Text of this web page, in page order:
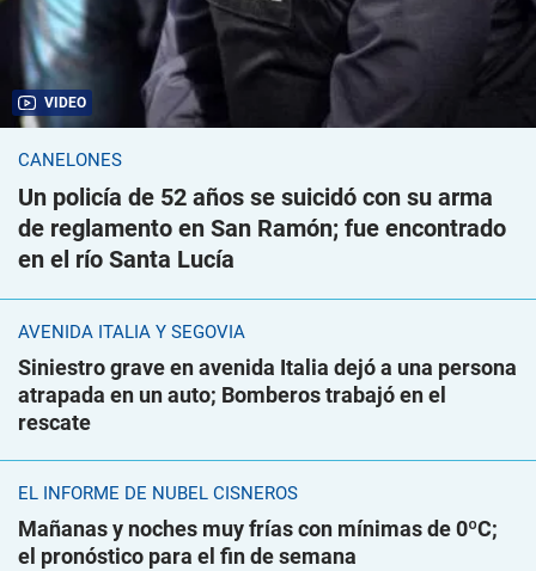
VIDEO
CANELONES
Un policía de 52 años se suicidó con su arma
de reglamento en San Ramón; fue encontrado
en el río Santa Lucía
AVENIDA ITALIA Y SEGOVIA
Siniestro grave en avenida Italia dejó a una persona
atrapada en un auto; Bomberos trabajó en el
rescate
EL INFORME DE NUBEL CISNEROS
Mañanas y noches muy frías con mínimas de 0ºC;
el pronóstico para el fin de semana